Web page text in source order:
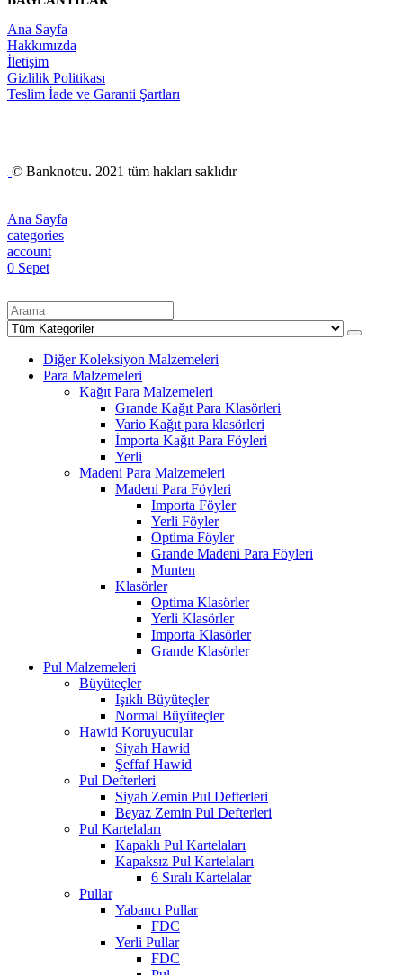
Ana Sayfa
Hakkımızda
İletişim
Gizlilik Politikası
Teslim İade ve Garanti Şartları
© Banknotcu. 2021 tüm hakları saklıdır
Ana Sayfa
categories
account
0 Sepet
Diğer Koleksiyon Malzemeleri
Para Malzemeleri
Kağıt Para Malzemeleri
Grande Kağıt Para Klasörleri
Vario Kağıt para klasörleri
İmporta Kağıt Para Föyleri
Yerli
Madeni Para Malzemeleri
Madeni Para Föyleri
Importa Föyler
Yerli Föyler
Optima Föyler
Grande Madeni Para Föyleri
Munten
Klasörler
Optima Klasörler
Yerli Klasörler
Importa Klasörler
Grande Klasörler
Pul Malzemeleri
Büyüteçler
Işıklı Büyüteçler
Normal Büyüteçler
Hawid Koruyucular
Siyah Hawid
Şeffaf Hawid
Pul Defterleri
Siyah Zemin Pul Defterleri
Beyaz Zemin Pul Defterleri
Pul Kartelaları
Kapaklı Pul Kartelaları
Kapaksız Pul Kartelaları
6 Sıralı Kartelalar
Pullar
Yabancı Pullar
FDC
Yerli Pullar
FDC